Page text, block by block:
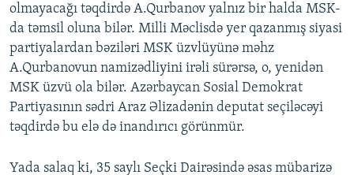
olmayacağı təqdirdə A.Qurbanov yalnız bir halda MSK-
da təmsil oluna bilər. Milli Məclisdə yer qazanmış siyasi
partiyalardan bəziləri MSK üzvlüyünə məhz
A.Qurbanovun namizədliyini irəli sürərsə, o, yenidən
MSK üzvü ola bilər. Azərbaycan Sosial Demokrat
Partiyasının sədri Araz Əlizadənin deputat seçiləcəyi
təqdirdə bu elə də inandırıcı görünmür.
Yada salaq ki, 35 saylı Seçki Dairəsində əsas mübarizə